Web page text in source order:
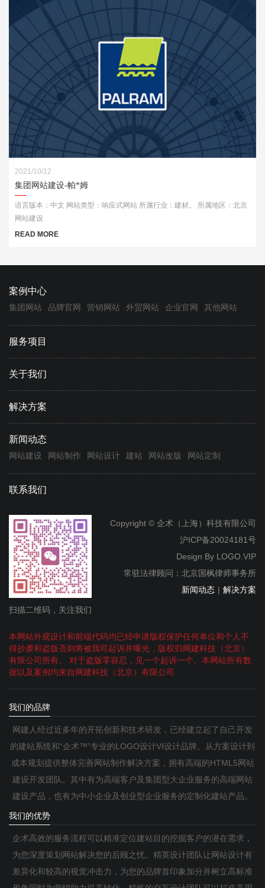
2021/10/12
集团网站建设-帕*姆
语言版本：中文 网站类型：响应式网站 所属行业：建材。 所属地区：北京
网站建设
READ MORE
案例中心
集团网站 品牌官网 营销网站 外贸网站 企业官网 其他网站
服务项目
关于我们
解决方案
新闻动态
网站建设 网站制作 网站设计 建站 网站改版 网站定制
联系我们
扫描二维码，关注我们
Copyright © 企术（上海）科技有限公司
沪ICP备20024181号
Design By LOGO.VIP
常驻法律顾问：北京国枫律师事务所
新闻动态 | 解决方案
本网站外观设计和前端代码均已经申请版权保护任何单位和个人不
得抄袭和盗版否则将被我司起诉并曝光，版权归网建科技（北京）
有限公司所有。 对于盗版零容忍，见一个起诉一个。本网站所有数
据以及案例均来自网建科技（北京）有限公司
我们的品牌
网建人经过近多年的开拓创新和技术研发，已经建立起了自己开发
的建站系统和“企术™”专业的LOGO设计VI设计品牌。从方案设计到
成本规划提供整体完善网站制作解决方案，拥有高端的HTML5网站
建设开发团队。其中有为高端客户及集团型大企业服务的高端网站
建设产品，也有为中小企业及创业型企业服务的定制化建站产品。
我们的优势
企术高效的服务流程可以精准定位建站目的挖掘客户的潜在需求，
为您深度策划网站解决您的后顾之忧。精英设计团队让网站设计有
差异化和较高的视觉冲击力，为您的品牌首印象加分并树立高标准